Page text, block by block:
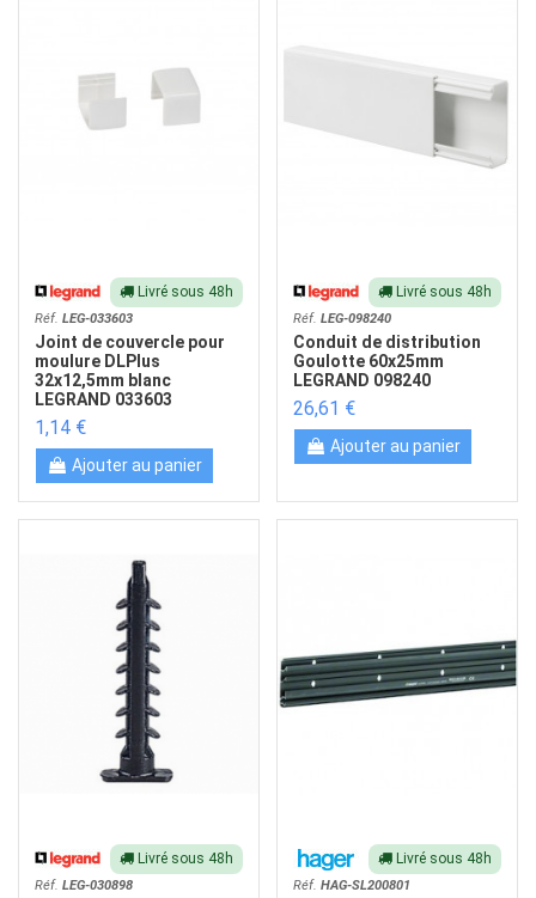
Livré sous 48h
Réf.LEG-033603
Joint de couvercle pour
moulure DLPlus
32x12,5mm blanc
LEGRAND 033603
1,14 €
Ajouter au panier
Livré sous 48h
Réf.LEG-098240
Conduit de distribution
Goulotte 60x25mm
LEGRAND 098240
26,61 €
Ajouter au panier
Livré sous 48h
Réf.LEG-030898
Livré sous 48h
Réf.HAG-SL200801